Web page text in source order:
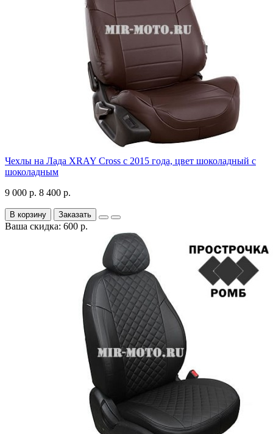
Чехлы на Лада XRAY Cross с 2015 года, цвет шоколадный с
шоколадным
9 000 р. 8 400 р.
В корзину Заказать
Ваша скидка: 600 р.